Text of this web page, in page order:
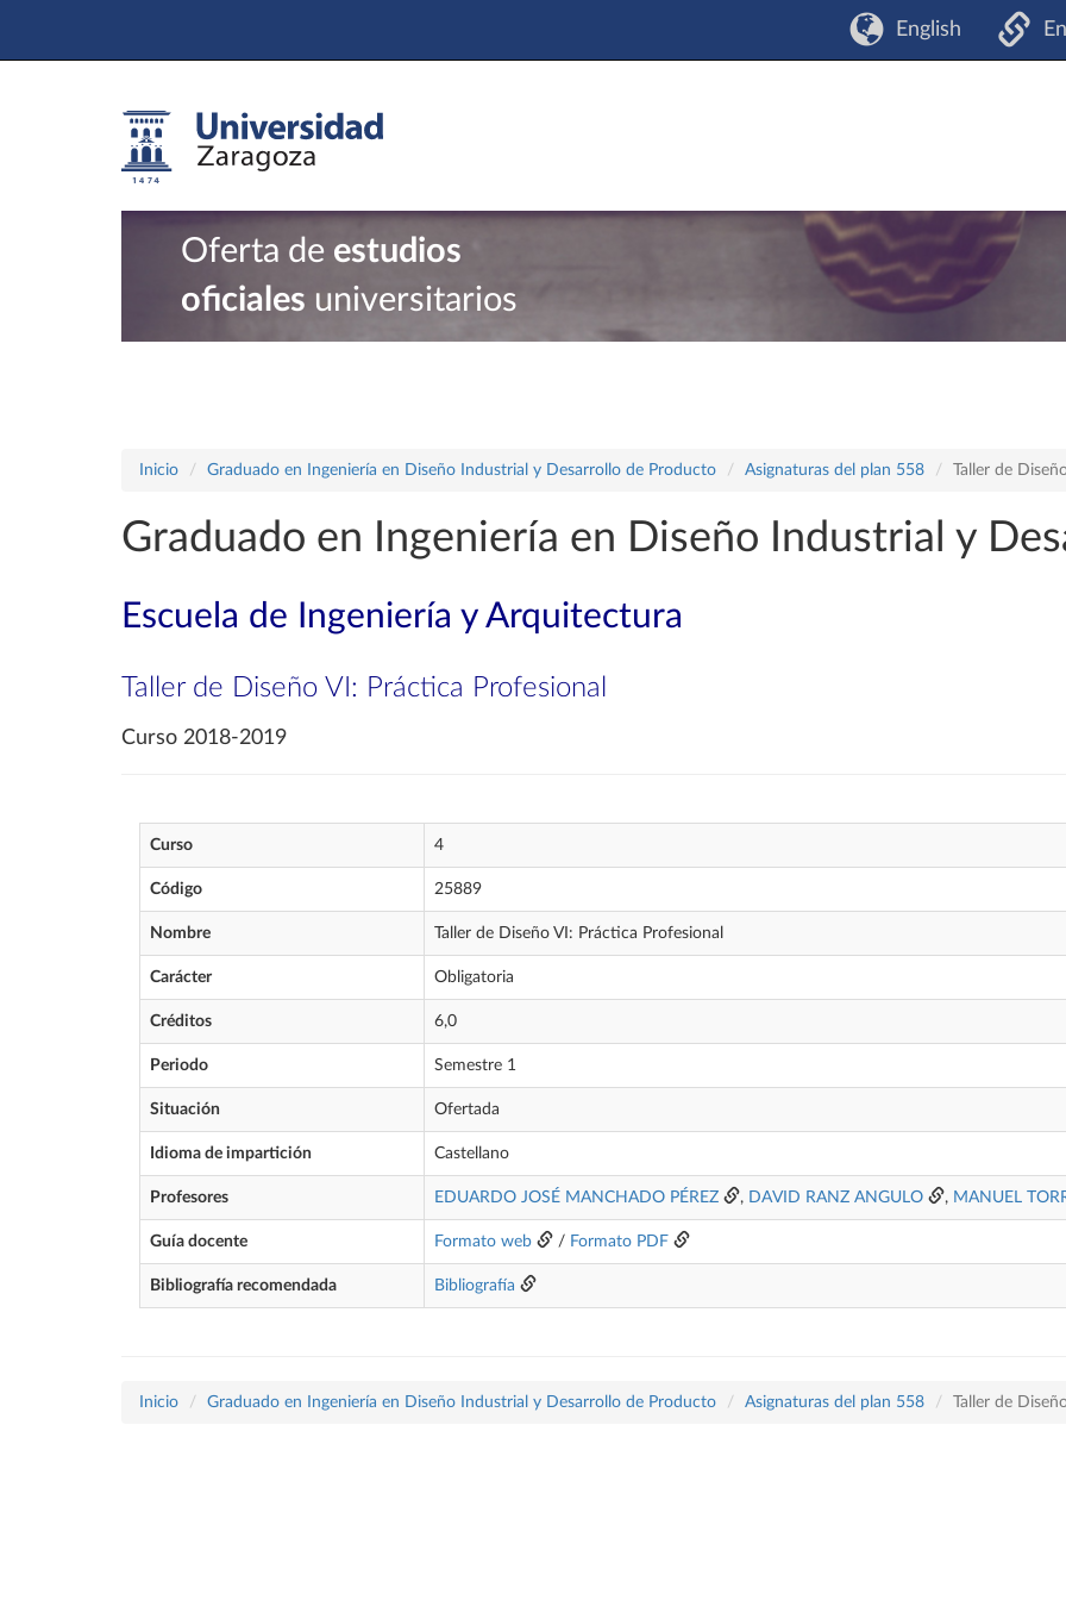
English
Oferta de estudios
oficiales universitarios
Inicio Graduado en Ingeniería en Diseño Industrial y Desarrollo de Producto Asignaturas del plan 558 Taller de
Graduado en Ingeniería en Diseño Industrial y
Escuela de Ingeniería y Arquitectura
Taller de Diseño VI: Práctica Profesional
Curso 2018-2019
Curso 4
Código 25889
Nombre Taller de Diseño VI: Práctica Profesional
Carácter Obligatoria
Créditos 6,0
Periodo Semestre 1
Situación Ofertada
Idioma de impartición Castellano
Profesores EDUARDO JOSÉ MANCHADO PÉREZ , DAVID RANZ ANGULO , MANUEL
Guía docente Formato web / Formato PDF
Bibliografía recomendada Bibliografía
Inicio Graduado en Ingeniería en Diseño Industrial y Desarrollo de Producto Asignaturas del plan 558 Taller de